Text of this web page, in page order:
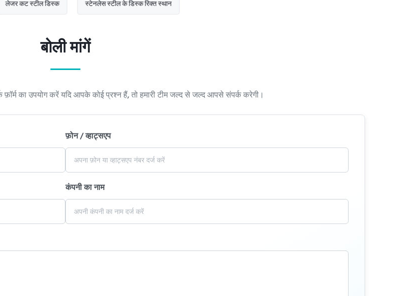
डिस्क स्टेनलेस स्टील के डिस्क रिक्त स्थान
बोली मांगें
का उपयोग करें यदि आपके कोई प्रश्न हैं, तो हमारी टीम जल्द से जल्द आपसे संपर्क करेगी।
फ़ोन / व्हाट्सएप
कंपनी का नाम